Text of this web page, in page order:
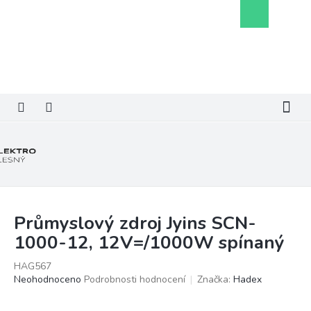
košík
Průmyslový zdroj Jyins SCN-
1000-12, 12V=/1000W spínaný
HAG567
Průměrné
Neohodnoceno Podrobnosti hodnocení Značka: Hadex